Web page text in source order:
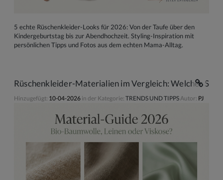
5 echte Rüschenkleider-Looks für 2026: Von der Taufe über den
Kindergeburtstag bis zur Abendhochzeit. Styling-Inspiration mit
persönlichen Tipps und Fotos aus dem echten Mama-Alltag.
Rüschenkleider-Materialien im Vergleich: Welcher
Hinzugefügt: 10-04-2026 in der Kategorie: TRENDS UND TIPPS Autor: PJ